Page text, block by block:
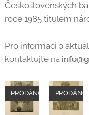
Československých
roce 1985 titulem
Pro informaci o
kontaktujte na
PRODÁNO PRODÁNO